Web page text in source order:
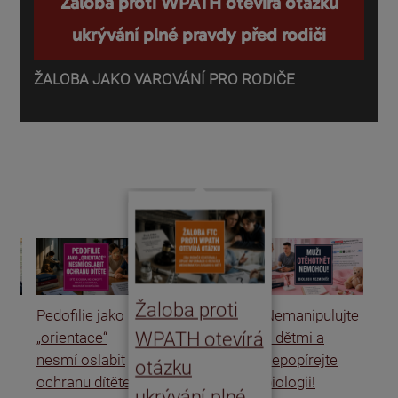
ukrývání plné pravdy před rodiči
ŽALOBA JAKO VAROVÁNÍ PRO RODIČE
Pedofilie jako
„orientace“
nesmí oslabit
ochranu dítěte
Žaloba proti
WPATH otevírá
otázku
Nemanipulujte
s dětmi a
nepopírejte
biologii!